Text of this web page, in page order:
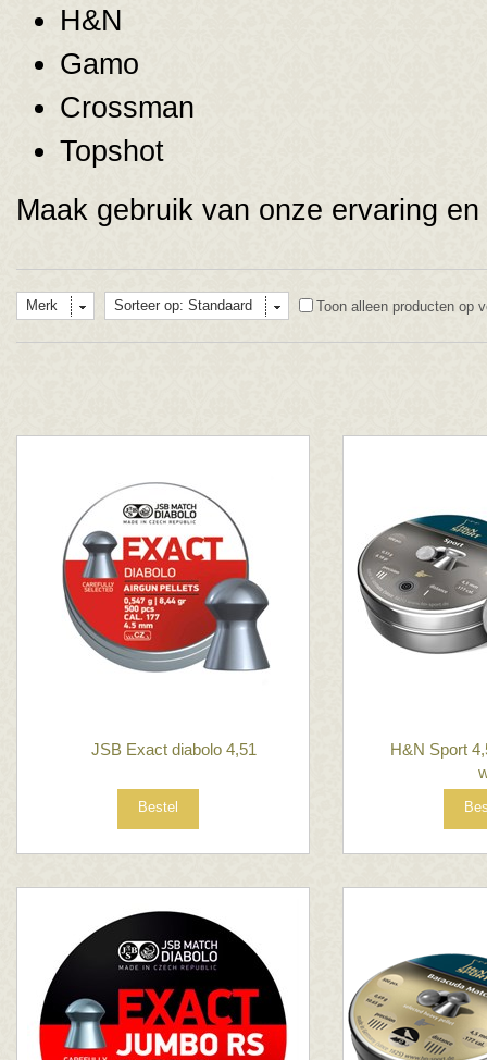
H&N
Gamo
Crossman
Topshot
Maak gebruik van onze ervaring
Merk Sorteer op: Standaard Toon alleen producten op
JSB Exact diabolo 4,51
Bestel
H&N Sport